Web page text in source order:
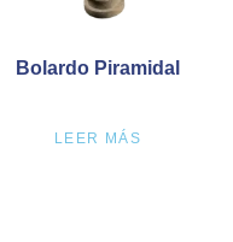
Bolardo Piramidal
LEER MÁS